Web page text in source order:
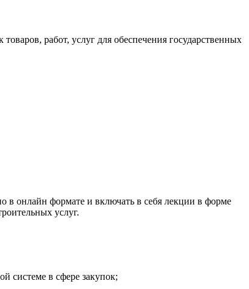
работ, услуг для обеспечения государственных
в онлайн формате и включать в себя лекции в форме
услуг.
системе в сфере закупок;